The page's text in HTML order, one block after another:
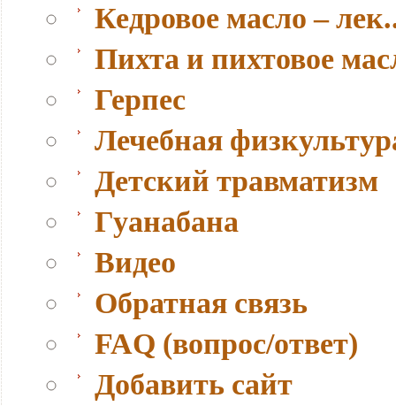
Кедровое масло –
Пихта и пихтовое
Герпес
Лечебная
Детский травматизм
Гуанабана
Видео
Обратная связь
FAQ (вопрос/ответ)
Добавить сайт